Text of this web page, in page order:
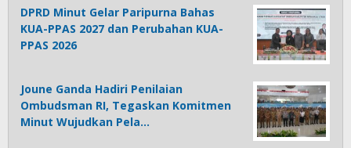
DPRD Minut Gelar Paripurna Bahas
KUA-PPAS 2027 dan Perubahan KUA-
PPAS 2026
Joune Ganda Hadiri Penilaian
Ombudsman RI, Tegaskan Komitmen
Minut Wujudkan Pela…